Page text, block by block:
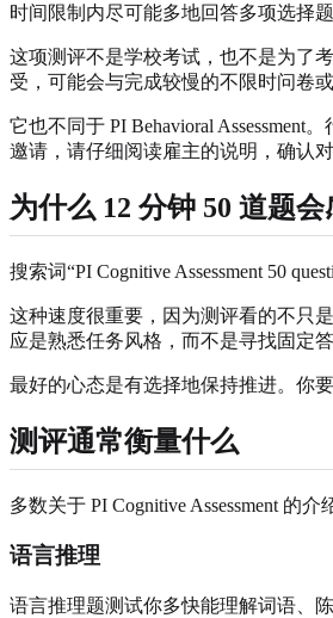
时间限制内尽可能多地回答多项选择题
这项测评不是学校考试，也不是为了
受，可能会与完成较慢的不限时问卷
它也不同于 PI Behavioral
邀请，请仔细阅读雇主的说明，确认
为什么 12 分钟 50 道题
搜索词“PI Cognitive Assessment 50
这种速度很重要，因为测评看的不只
应是熟悉任务风格，而不是寻找固定答
最好的心态是有选择地保持推进。你
测评通常衡量什么
多数关于 PI Cognitive Assessment 的
语言推理
语言推理题测试你多快能理解词语、